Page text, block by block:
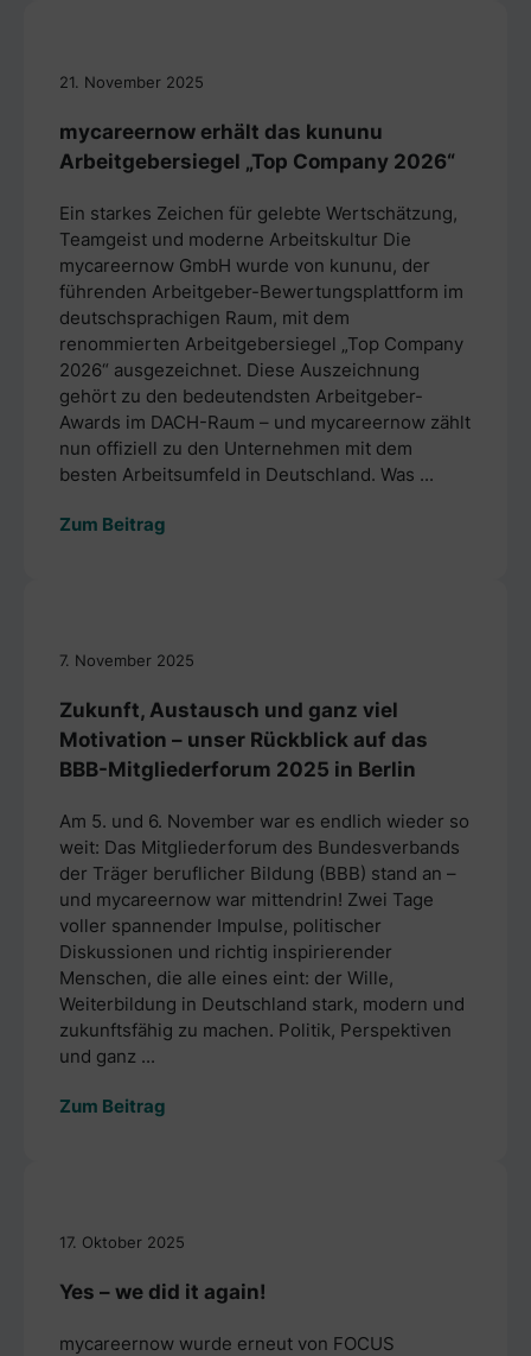
21. November 2025
mycareernow erhält das kununu
Arbeitgebersiegel „Top Company 2026“
Ein starkes Zeichen für gelebte Wertschätzung,
Teamgeist und moderne Arbeitskultur Die
mycareernow GmbH wurde von kununu, der
führenden Arbeitgeber-Bewertungsplattform im
deutschsprachigen Raum, mit dem
renommierten Arbeitgebersiegel „Top Company
2026“ ausgezeichnet. Diese Auszeichnung
gehört zu den bedeutendsten Arbeitgeber-
Awards im DACH-Raum – und mycareernow zählt
nun offiziell zu den Unternehmen mit dem
besten Arbeitsumfeld in Deutschland. Was ...
Zum Beitrag
7. November 2025
Zukunft, Austausch und ganz viel
Motivation – unser Rückblick auf das
BBB-Mitgliederforum 2025 in Berlin
Am 5. und 6. November war es endlich wieder so
weit: Das Mitgliederforum des Bundesverbands
der Träger beruflicher Bildung (BBB) stand an –
und mycareernow war mittendrin! Zwei Tage
voller spannender Impulse, politischer
Diskussionen und richtig inspirierender
Menschen, die alle eines eint: der Wille,
Weiterbildung in Deutschland stark, modern und
zukunftsfähig zu machen. Politik, Perspektiven
und ganz ...
Zum Beitrag
17. Oktober 2025
Yes – we did it again!
mycareernow wurde erneut von FOCUS